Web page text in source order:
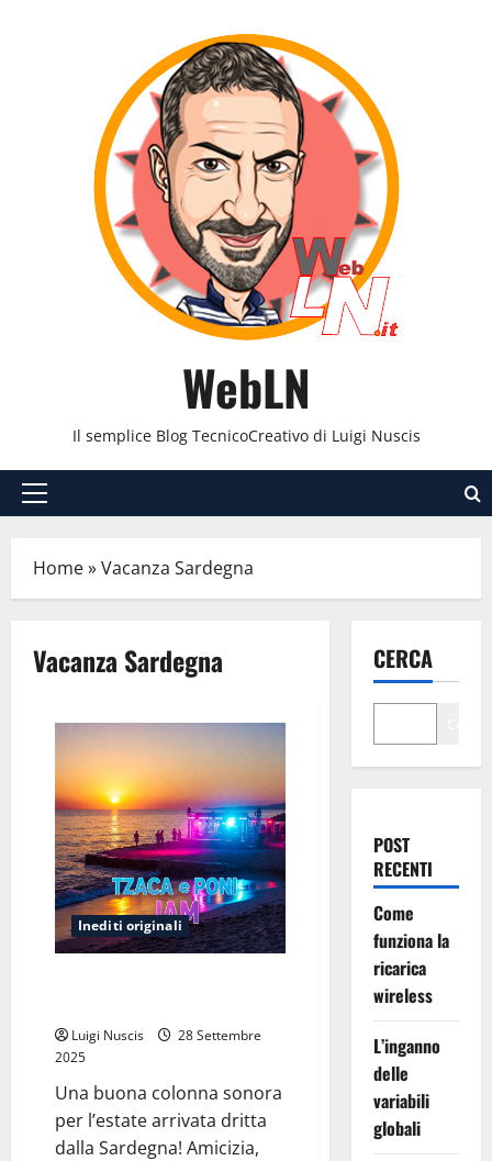
WebLN
Il semplice Blog TecnicoCreativo di Luigi Nuscis
Menu
Home»Vacanza Sardegna
Vacanza Sardegna
Inediti originali
Luigi Nuscis
28 Settembre
2025
Una buona colonna sonora
per l’estate arrivata dritta
dalla Sardegna! Amicizia,
CERCA
POST
RECENTI
Come
funziona la
ricarica
wireless
L’inganno
delle
variabili
globali